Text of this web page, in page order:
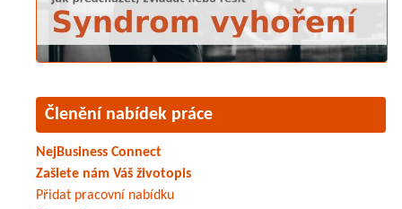
Členění nabídek práce
NejBusiness Connect
Zašlete nám Váš životopis
Přidat pracovní nabídku